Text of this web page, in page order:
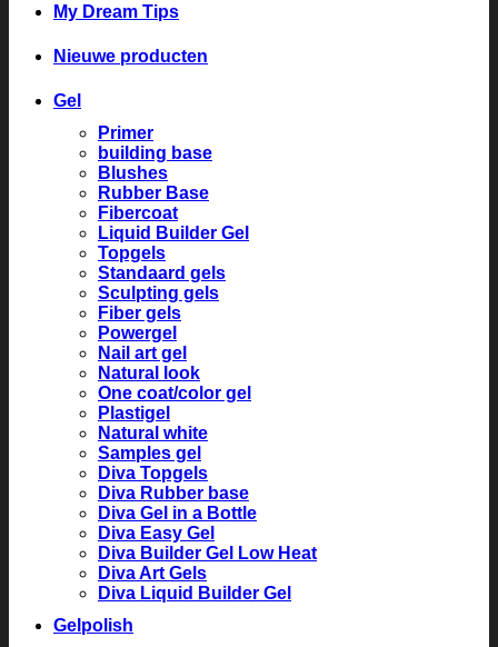
My Dream Tips
Nieuwe producten
Gel
Primer
building base
Blushes
Rubber Base
Fibercoat
Liquid Builder Gel
Topgels
Standaard gels
Sculpting gels
Fiber gels
Powergel
Nail art gel
Natural look
One coat/color gel
Plastigel
Natural white
Samples gel
Diva Topgels
Diva Rubber base
Diva Gel in a Bottle
Diva Easy Gel
Diva Builder Gel Low Heat
Diva Art Gels
Diva Liquid Builder Gel
Gelpolish